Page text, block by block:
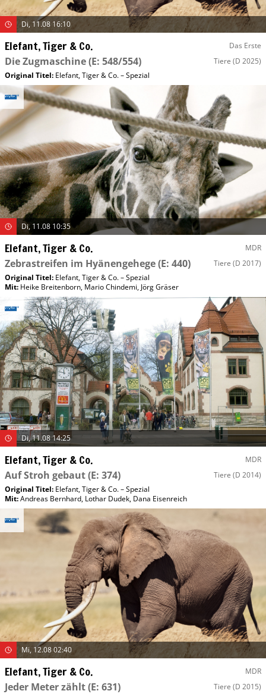
Di, 11.08 16:10
Elefant, Tiger & Co. Das Erste
Die Zugmaschine(E: 548/554) Tiere (D 2025)
Original Titel: Elefant, Tiger & Co. – Spezial
Di, 11.08 10:35
Elefant, Tiger & Co. MDR
Zebrastreifen im Hyänengehege(E: 440) Tiere (D 2017)
Original Titel: Elefant, Tiger & Co. – Spezial
Mit: Heike Breitenborn, Mario Chindemi, Jörg Gräser
Di, 11.08 14:25
Elefant, Tiger & Co. MDR
Auf Stroh gebaut(E: 374) Tiere (D 2014)
Original Titel: Elefant, Tiger & Co. – Spezial
Mit:Andreas Bernhard, Lothar Dudek, Dana Eisenreich
Mi, 12.08 02:40
Elefant, Tiger & Co. MDR
Jeder Meter zählt(E: 631) Tiere (D 2015)